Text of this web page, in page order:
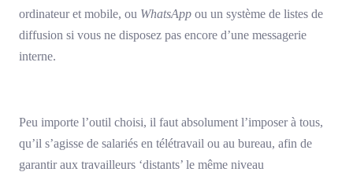
ordinateur et mobile, ou WhatsApp ou un système de listes de
diffusion si vous ne disposez pas encore d’une messagerie
interne.
Peu importe l’outil choisi, il faut absolument l’imposer à tous,
qu’il s’agisse de salariés en télétravail ou au bureau, afin de
garantir aux travailleurs ‘distants’ le même niveau